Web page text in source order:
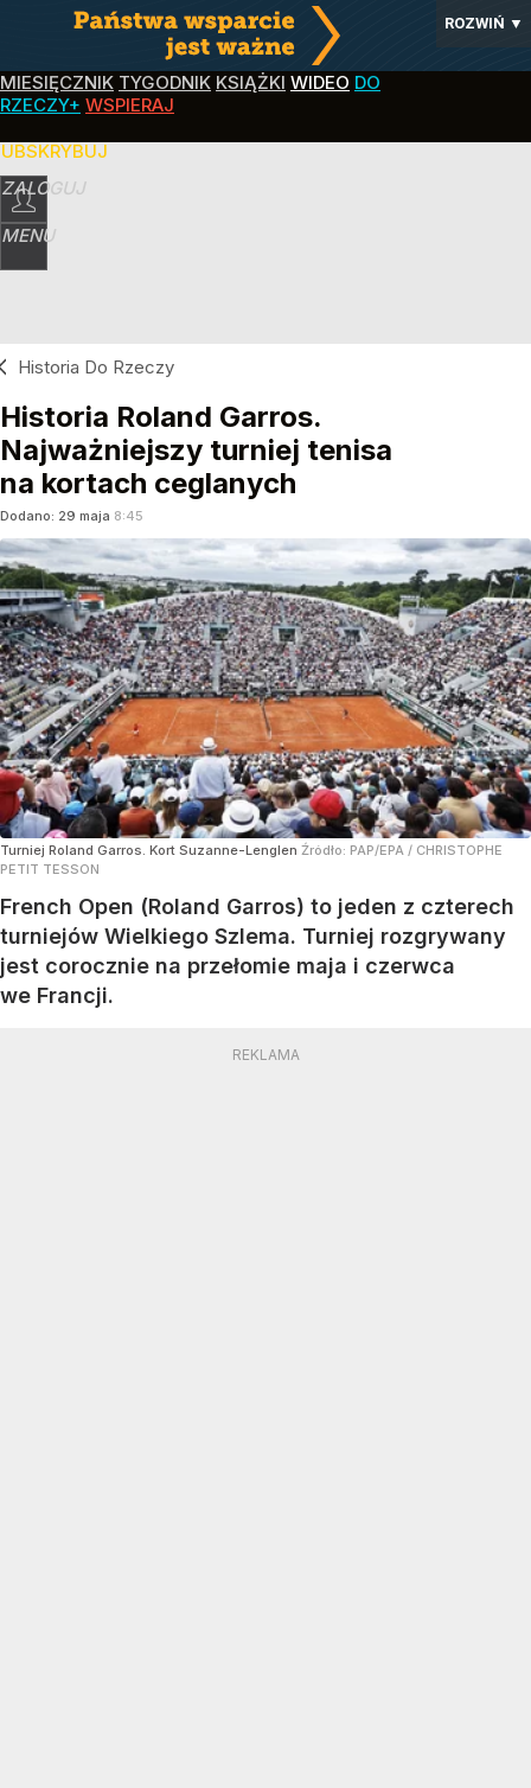
ROZWIŃ ▼
MIESIĘCZNIK TYGODNIK KSIĄŻKI WIDEO DO
RZECZY+ WSPIERAJ
ZALOGUJ
MENU
Historia Do Rzeczy
Historia Roland Garros.
Najważniejszy turniej tenisa
na kortach ceglanych
Dodano: 29 maja 8:45
Turniej Roland Garros. Kort Suzanne-Lenglen Źródło: PAP/EPA / CHRISTOPHE
PETIT TESSON
French Open (Roland Garros) to jeden z czterech
turniejów Wielkiego Szlema. Turniej rozgrywany
jest corocznie na przełomie maja i czerwca
we Francji.